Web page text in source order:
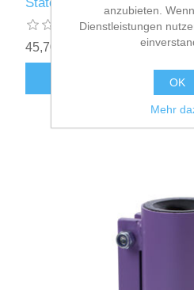
45,70€ inkl. Mwst. zzgl.
anzubieten.
Dienstleistungen
OK
Mehr